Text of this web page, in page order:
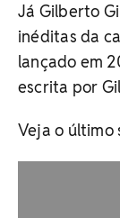
Já Gilberto
inéditas da
lançado em
escrita por
Veja o último